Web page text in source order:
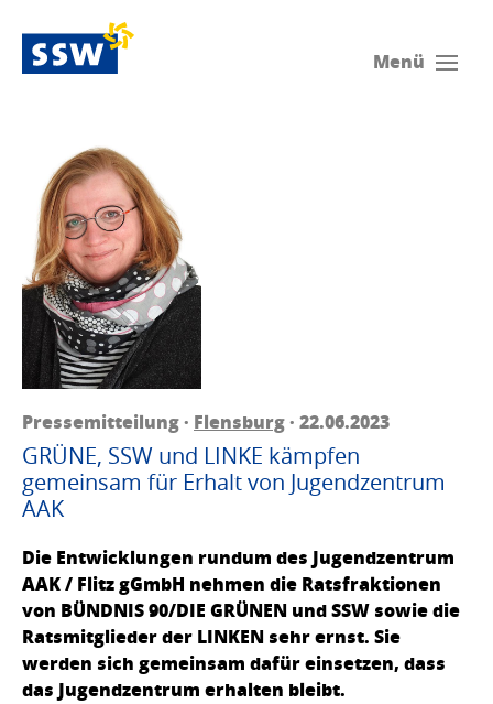
Menü
Pressemitteilung · Flensburg· 22.06.2023
GRÜNE, SSW und LINKE kämpfen
gemeinsam für Erhalt von Jugendzentrum
AAK
Die Entwicklungen rundum des Jugendzentrum
AAK / Flitz gGmbH nehmen die Ratsfraktionen
von BÜNDNIS 90/DIE GRÜNEN und SSW sowie die
Ratsmitglieder der LINKEN sehr ernst. Sie
werden sich gemeinsam dafür einsetzen, dass
das Jugendzentrum erhalten bleibt.